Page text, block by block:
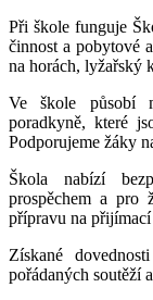
Při škole funguje
činnost a pobytové
na horách, lyžařský
Ve škole působí
poradkyně, které
Podporujeme žáky
Škola nabízí
prospěchem a pro
přípravu na
Získané
pořádaných soutěží